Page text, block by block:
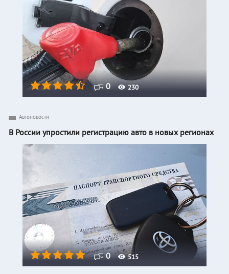
0 230
0 515
Автоновости
В России упростили регистрацию авто в новых регионах